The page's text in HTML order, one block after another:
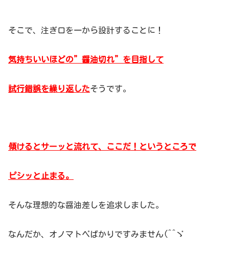
そこで、注ぎ口を一から設計することに！
気持ちいいほどの”醤油切れ”を目指して
試行錯誤を繰り返したそうです。
傾けるとサーッと流れて、ここだ！というところで
ピシッと止まる。
そんな理想的な醤油差しを追求しました。
なんだか、オノマトペばかりですみません(^^ゞ